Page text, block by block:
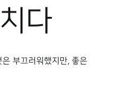
다
부끄러워했지만, 좋은